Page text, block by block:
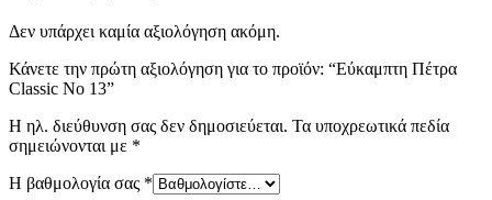
Δεν υπάρχει καμία αξιολόγηση ακόμη.
Κάνετε την πρώτη αξιολόγηση για το προϊόν: “Εύκαμπτη Πέτρα
Classic No 13”
Η ηλ. διεύθυνση σας δεν δημοσιεύεται. Τα υποχρεωτικά πεδία
σημειώνονται με *
Η βαθμολογία σας *